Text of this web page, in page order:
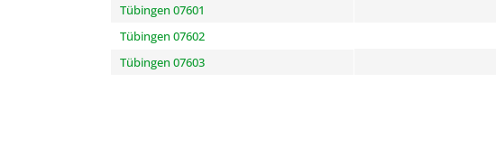
Tübingen 07601
Tübingen 07602
Tübingen 07603